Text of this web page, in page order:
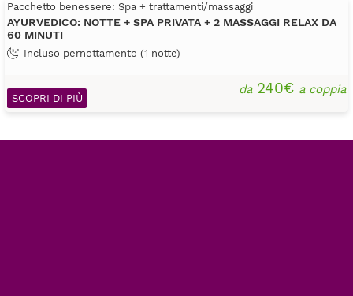
Pacchetto benessere: Spa + trattamenti/massaggi
AYURVEDICO: NOTTE + SPA PRIVATA + 2 MASSAGGI RELAX DA
60 MINUTI
Incluso pernottamento (1 notte)
da240€ a coppia
SCOPRI DI PIÙ